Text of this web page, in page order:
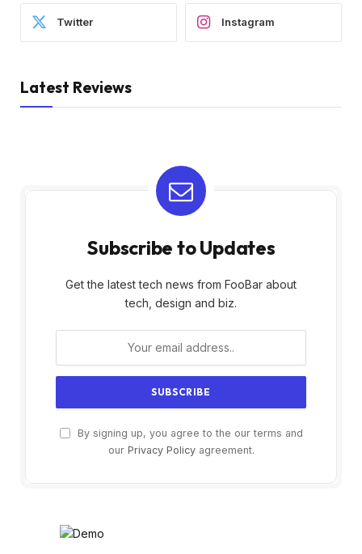
Twitter Instagram
Latest Reviews
Subscribe to Updates
Get the latest tech news from FooBar about
tech, design and biz.
By signing up, you agree to the our terms and
our Privacy Policyagreement.